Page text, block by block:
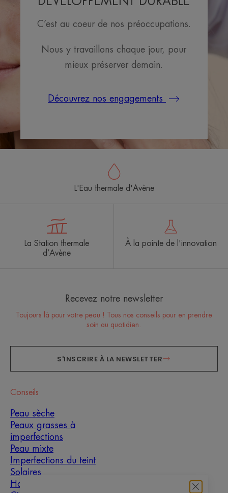
C’est au coeur de nos préoccupations.
Nous y travaillons chaque jour, pour
mieux préserver demain.
Découvrez nos engagements
L'Eau thermale d'Avène
La Station thermale
d’Avène
À la pointe de l'innovation
Recevez notre newsletter
Toujours là pour votre peau ! Tous nos conseils pour en prendre
soin au quotidien.
S'INSCRIRE À LA NEWSLETTER
Conseils
Peau sèche
Peaux grasses à
imperfections
Peau mixte
Imperfections du teint
Solaires
Homme